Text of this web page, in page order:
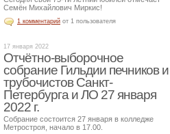
Семён Михайлович Миркис!
1 комментарий от 1 пользователя
17 января 2022
Отчётно-выборочное
собрание Гильдии печников и
трубочистов Санкт-
Петербурга и ЛО 27 января
2022 г.
Собрание состоится 27 января в колледже
Метростроя, начало в 17.00.